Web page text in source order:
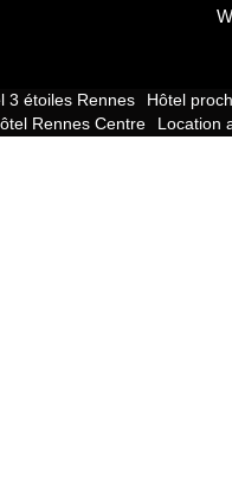
3 étoiles Rennes Hôtel
Rennes Centre Location
35000 Rennes